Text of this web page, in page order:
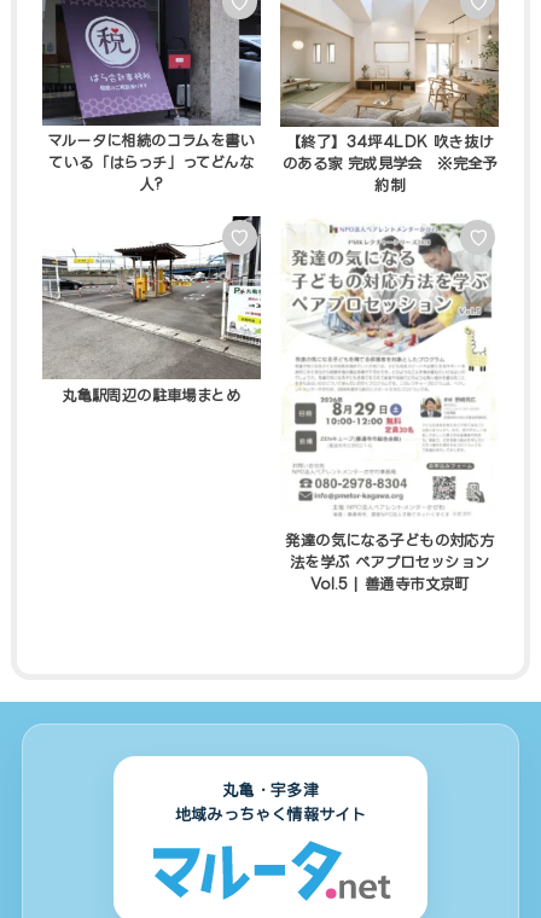
マルータに相続のコラムを書い
ている「はらっチ」ってどんな
人?
【終了】34坪4LDK 吹き抜け
のある家 完成見学会 ※完全予
約制
♡
丸亀駅周辺の駐車場まとめ
♡
発達の気になる子どもの対応方
法を学ぶ ペアプロセッション
Vol.5 | 善通寺市文京町
丸亀・宇多津
地域みっちゃく情報サイト